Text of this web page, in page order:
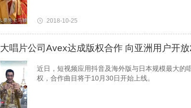
2018-10-25
唱片公司Avex达成版权合作 向亚洲用户开放
近日，短视频应用抖音及海外版与日本规模最大的
权，合作曲目将于10月30日开始上线。